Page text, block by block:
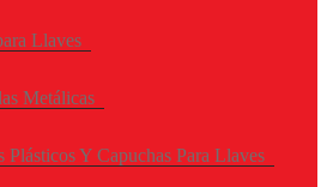
Llaves
Metálicas
Plásticos Y Capuchas Para Llaves